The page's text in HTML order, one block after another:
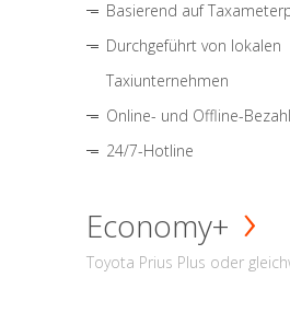
Basierend auf
Durchgeführt von lokalen
Taxiunternehmen
Online- und Offline-
24/7-Hotline
Economy+
Toyota Prius Plus oder